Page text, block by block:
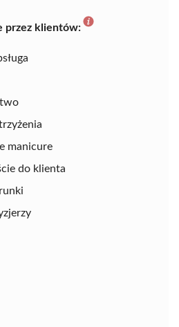
przez klientów:
manicure
do klienta